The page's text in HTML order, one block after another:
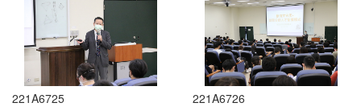
221A6725 221A6726